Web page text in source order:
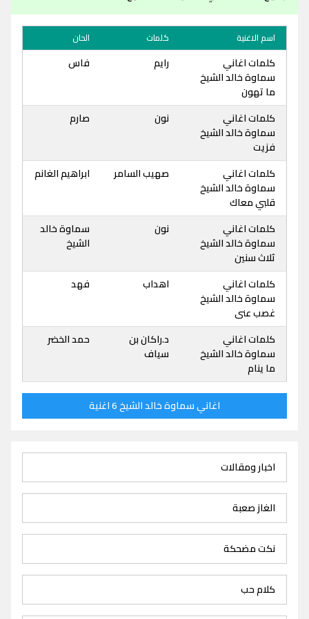
اسم الاغنية كلمات الحان
كلمات اغاني
سماوة خالد الشيخ
ما تهون
رايم فاس
كلمات اغاني
سماوة خالد الشيخ
فزيت
نون صارم
كلمات اغاني
سماوة خالد الشيخ
قلبي معاك
صهيب السامر ابراهيم الغانم
كلمات اغاني
سماوة خالد الشيخ
ثلاث سنين
نون
سماوة خالد
الشيخ
كلمات اغاني
سماوة خالد الشيخ
غصب عنى
اهداب فهد
كلمات اغاني
سماوة خالد الشيخ
ما ينام
د.راكان بن
سياف
حمد الخضر
اغاني سماوة خالد الشيخ 6 اغنية
اخبار ومقالات
الغاز صعبة
نكت مضحكة
كلام حب